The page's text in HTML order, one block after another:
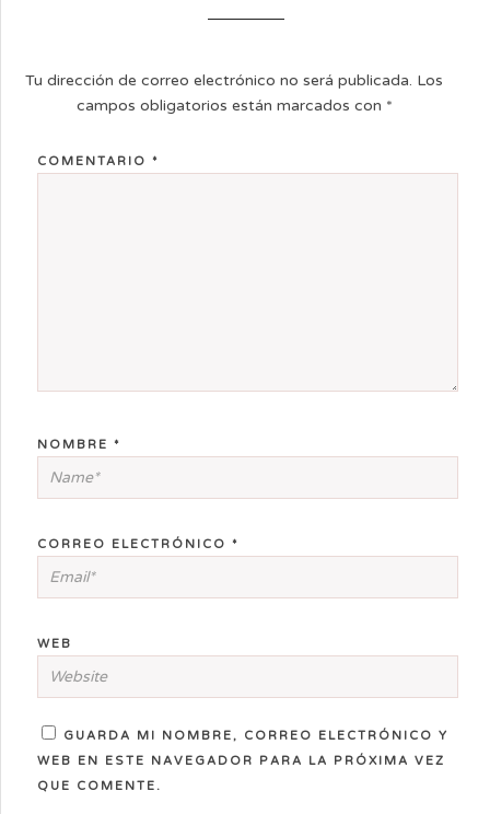
Tu dirección de correo electrónico no será publicada. Los
campos obligatorios están marcados con *
COMENTARIO *
NOMBRE *
CORREO ELECTRÓNICO *
WEB
GUARDA MI NOMBRE, CORREO ELECTRÓNICO Y
WEB EN ESTE NAVEGADOR PARA LA PRÓXIMA VEZ
QUE COMENTE.